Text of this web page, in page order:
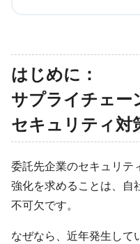
はじめに​：
サプライチェー
セキュリティ対
委託先企業の​セキュリテ
強化を​求める​ことは、​自
不可欠です。
なぜなら、​近年発生して